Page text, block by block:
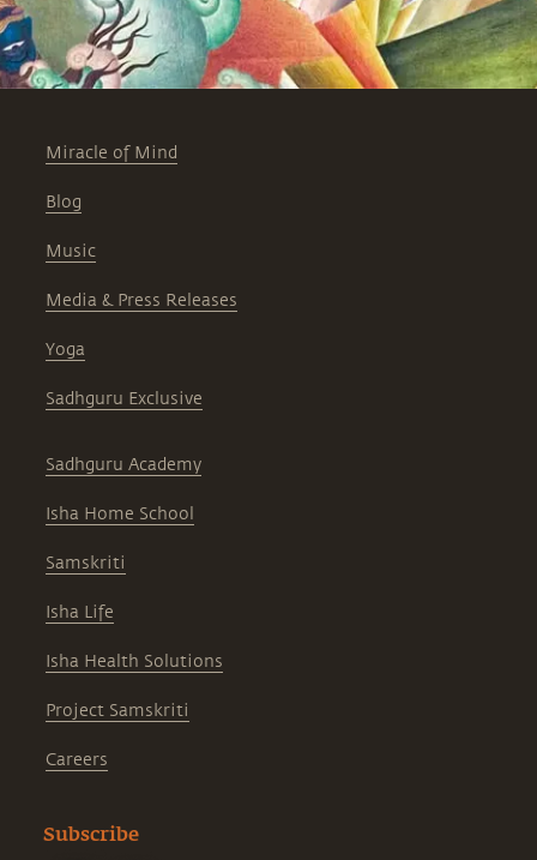
Miracle of Mind
Blog
Music
Media & Press Releases
Yoga
Sadhguru Exclusive
Sadhguru Academy
Isha Home School
Samskriti
Isha Life
Isha Health Solutions
Project Samskriti
Careers
Subscribe